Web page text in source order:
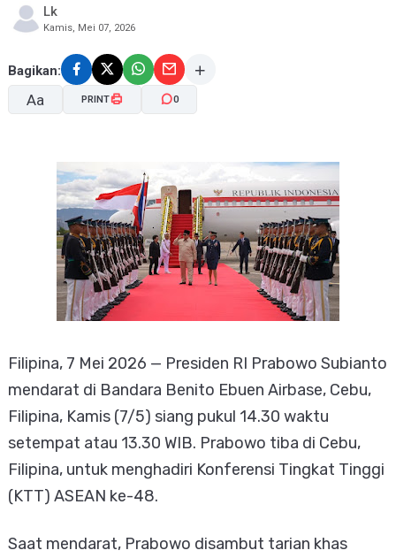
Lk
Kamis, Mei 07, 2026
Bagikan:
Aa
A-
PRINT 0
Filipina, 7 Mei 2026 — Presiden RI Prabowo Subianto
mendarat di Bandara Benito Ebuen Airbase, Cebu,
Filipina, Kamis (7/5) siang pukul 14.30 waktu
setempat atau 13.30 WIB. Prabowo tiba di Cebu,
Filipina, untuk menghadiri Konferensi Tingkat Tinggi
(KTT) ASEAN ke-48.
Saat mendarat, Prabowo disambut tarian khas